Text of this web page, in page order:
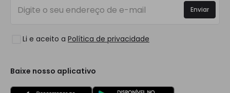
Iluminação para empresas
Espaços
Coleções
Li e aceito a Política de privacidade
Enviar
Baixe nosso aplicativo